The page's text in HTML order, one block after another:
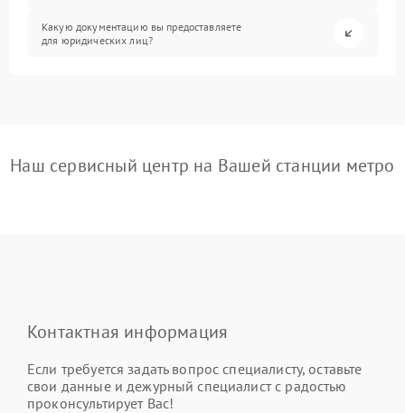
Какую документацию вы предоставляете
для юридических лиц?
Наш сервисный центр на Вашей станции метро
Контактная информация
Если требуется задать вопрос специалисту, оставьте
свои данные и дежурный специалист с радостью
проконсультирует Вас!